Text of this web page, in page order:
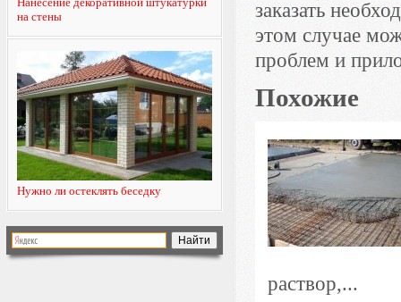
на стены
Нужно ли остеклять беседку
заказать
этом случае
проблем и
Похожие
раствор,...